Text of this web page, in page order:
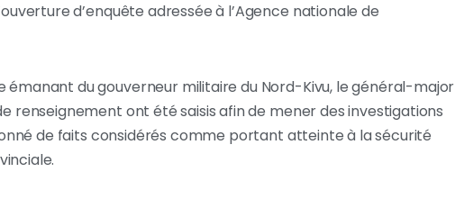
d’enquête adressée à l’Agence nationale de
émanant du gouverneur militaire du Nord-Kivu, le général-major
renseignement ont été saisis afin de mener des investigations
de faits considérés comme portant atteinte à la sécurité